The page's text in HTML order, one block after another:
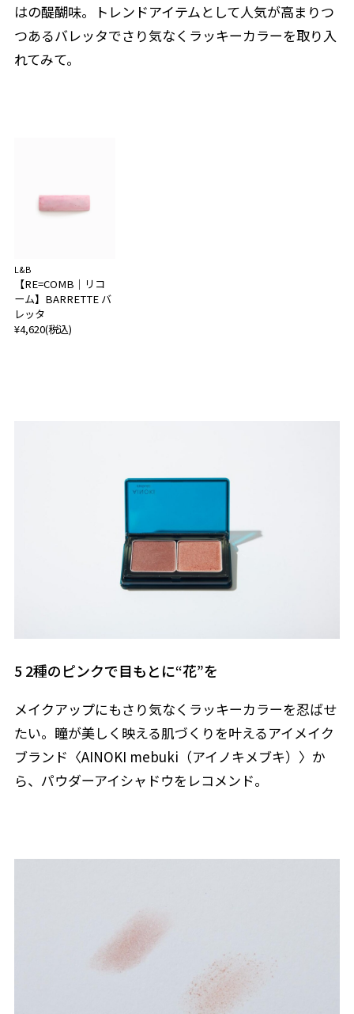
はの醍醐味。トレンドアイテムとして人気が高まりつ
つあるバレッタでさり気なくラッキーカラーを取り入
れてみて。
L&B
【RE=COMB｜リコ
ーム】BARRETTE バ
レッタ
¥4,620(税込)
5 2種のピンクで目もとに“花”を
メイクアップにもさり気なくラッキーカラーを忍ばせ
たい。瞳が美しく映える肌づくりを叶えるアイメイク
ブランド〈AINOKI mebuki（アイノキメブキ）〉か
ら、パウダーアイシャドウをレコメンド。